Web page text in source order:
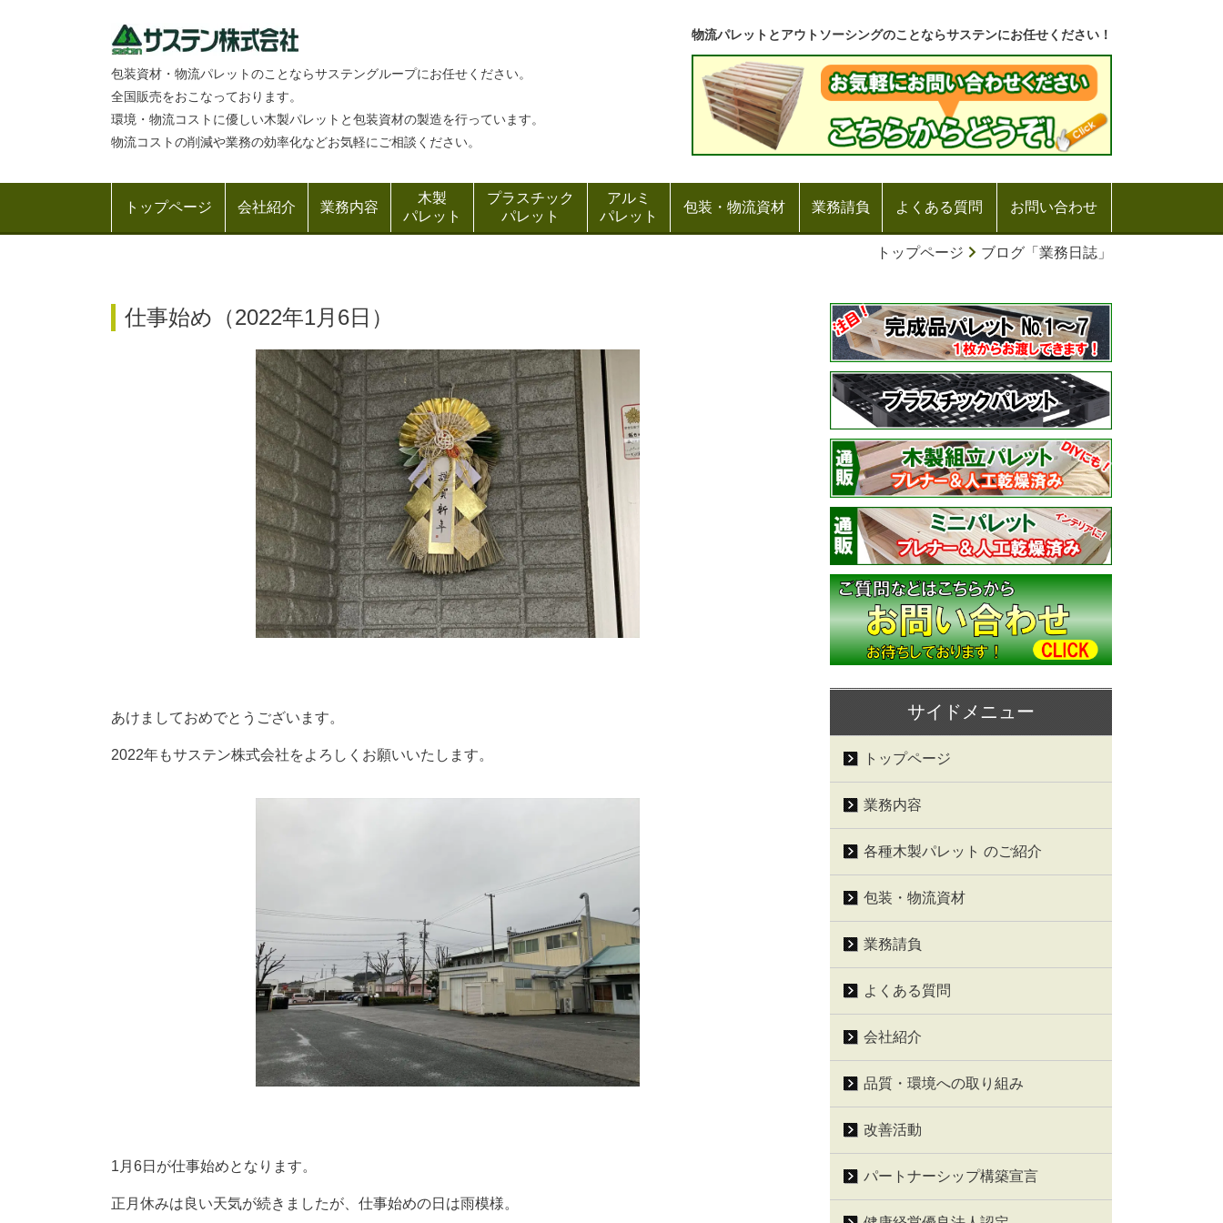
包装資材・物流パレットのことならサステングループにお任せください。
全国販売をおこなっております。
環境・物流コストに優しい木製パレットと包装資材の製造を行っています。
物流コストの削減や業務の効率化などお気軽にご相談ください。
物流パレットとアウトソーシングのことならサステンにお任せください！
トップページ 会社紹介 業務内容
木製
パレット
プラスチック
パレット
アルミ
パレット
包装・物流資材 業務請負 よくある質問 お問い合わせ
トップページ ブログ「業務日誌」
仕事始め（2022年1月6日）
あけましておめでとうございます。
2022年もサステン株式会社をよろしくお願いいたします。
1月6日が仕事始めとなります。
正月休みは良い天気が続きましたが、仕事始めの日は雨模様。
サイドメニュー
トップページ
業務内容
各種木製パレット のご紹介
包装・物流資材
業務請負
よくある質問
会社紹介
品質・環境への取り組み
改善活動
パートナーシップ構築宣言